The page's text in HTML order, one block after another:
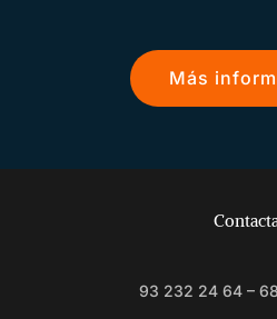
Más
93 232 24 64 –